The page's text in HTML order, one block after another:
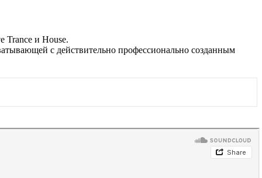
Trance и House.
с действительно профессионально созданным